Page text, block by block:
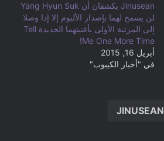
Jinusean يكشفان أن Yang Hyun Suk
لن يسمح لهما بإصدار الألبوم إلا إذا وصلا
إلى المرتبة الأولى بأغنيتهما الجديدة Tell
Me One More Time!
أبريل 16, 2015
في "أخبار الكيبوب"
JINUSEAN